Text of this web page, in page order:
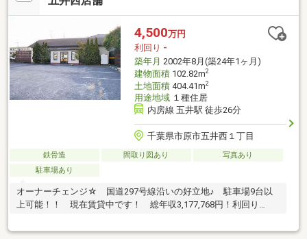
4,500万円
利回り -
築年月 2002年8月(築24年1ヶ月)
建物面積102.82m2
土地面積404.41m2
用途地域１種住居
内房線 五井駅 徒歩26分
千葉県市原市五井西１丁目
鉄骨造 間取り図あり
写真あり
駐車場あり
オーナーチェンジ☆ 国道297号線沿いの好立地♪ 駐車場9台以
上可能！！ 現在賃貸中です！ 総年収3,177,768円！利回り